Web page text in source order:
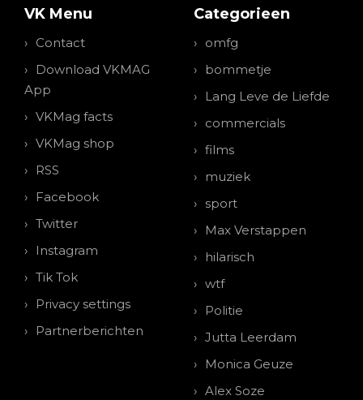
VK Menu
Contact
Download VKMAG
App
VKMag facts
VKMag shop
RSS
Facebook
Twitter
Instagram
Tik Tok
Privacy settings
Partnerberichten
Categorieen
omfg
bommetje
Lang Leve de Liefde
commercials
films
muziek
sport
Max Verstappen
hilarisch
wtf
Politie
Jutta Leerdam
Monica Geuze
Alex Soze